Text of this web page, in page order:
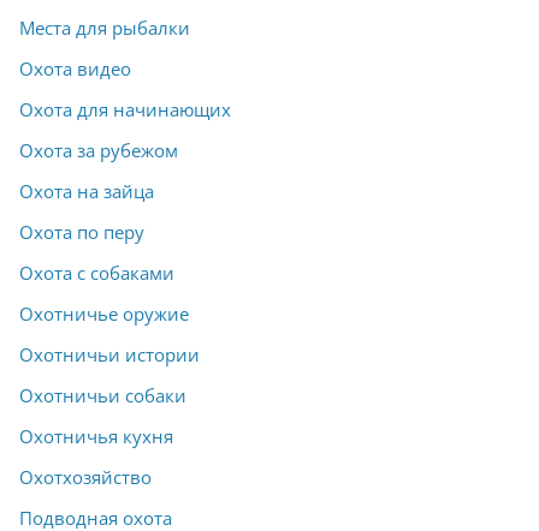
Места для рыбалки
Охота видео
Охота для начинающих
Охота за рубежом
Охота на зайца
Охота по перу
Охота с собаками
Охотничье оружие
Охотничьи истории
Охотничьи собаки
Охотничья кухня
Охотхозяйство
Подводная охота